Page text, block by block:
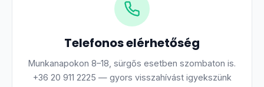
Telefonos elérhetőség
Munkanapokon 8–18, sürgős esetben szombaton is.
+36 20 911 2225 — gyors visszahívást igyekszünk